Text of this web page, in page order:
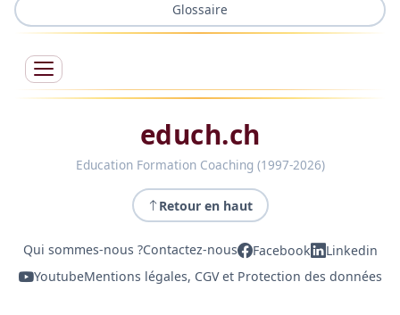
Glossaire
educh.ch
Education Formation Coaching (1997-2026)
Retour en haut
Qui sommes-nous ?Contactez-nous Facebook
Linkedin
YoutubeMentions légales, CGV et Protection des données